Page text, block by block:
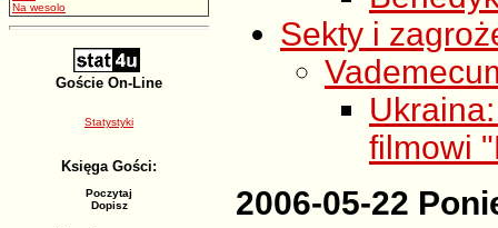
Na wesolo
Goście On-Line
Statystyki
Księga Gości:
Poczytaj
Dopisz
Sekty i
filmowi
2006-05-22